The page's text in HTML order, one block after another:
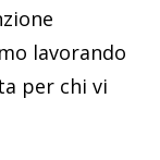
lavorando
per chi vi